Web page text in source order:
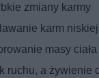
zmiany karmy
karm
masy
ruchu, a żywienie